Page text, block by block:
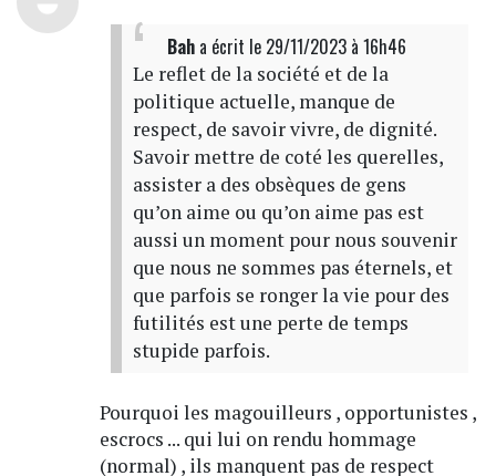
Baha écrit le 29/11/2023 à 16h46
Le reflet de la société et de la
politique actuelle, manque de
respect, de savoir vivre, de dignité.
Savoir mettre de coté les querelles,
assister a des obsèques de gens
qu’on aime ou qu’on aime pas est
aussi un moment pour nous souvenir
que nous ne sommes pas éternels, et
que parfois se ronger la vie pour des
futilités est une perte de temps
stupide parfois.
Pourquoi les magouilleurs , opportunistes ,
escrocs ... qui lui on rendu hommage
(normal) , ils manquent pas de respect